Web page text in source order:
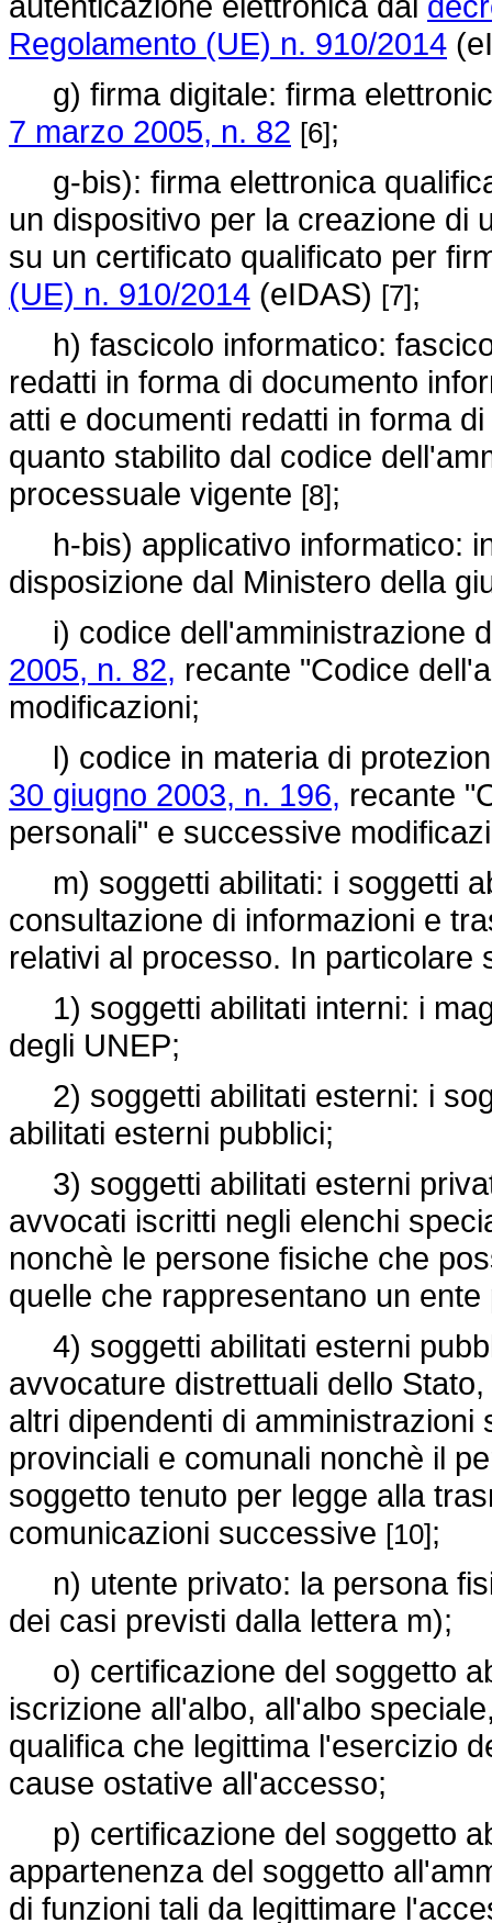
Regolamento (UE) n. 910/2014
g) firma digitale: firma
7 marzo 2005, n. 82 [6];
g-bis): firma elettronica
un dispositivo per la creazione di
su un certificato qualificato per
(UE) n. 910/2014 (eIDAS) [7];
h) fascicolo informatico:
redatti in forma di documento
atti e documenti redatti in forma
quanto stabilito dal codice
processuale vigente [8];
h-bis) applicativo informatico:
disposizione dal Ministero della
i) codice dell'amministrazione
2005, n. 82, recante "Codice
modificazioni;
l) codice in materia di
30 giugno 2003, n. 196, recante
personali" e successive
m) soggetti abilitati: i soggetti
consultazione di informazioni e
relativi al processo. In particolare
1) soggetti abilitati interni: i
degli UNEP;
2) soggetti abilitati esterni: i
abilitati esterni pubblici;
3) soggetti abilitati esterni
avvocati iscritti negli elenchi
nonchè le persone fisiche che
quelle che rappresentano un ente
4) soggetti abilitati esterni
avvocature distrettuali dello
altri dipendenti di
provinciali e comunali nonchè il
soggetto tenuto per legge alla
comunicazioni successive [10];
n) utente privato: la persona
dei casi previsti dalla lettera m);
o) certificazione del soggetto
iscrizione all'albo, all'albo
qualifica che legittima l'esercizio
cause ostative all'accesso;
p) certificazione del soggetto
appartenenza del soggetto
di funzioni tali da legittimare